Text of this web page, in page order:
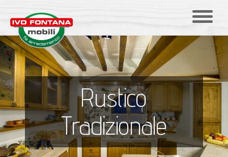
Rustico
Tradizionale